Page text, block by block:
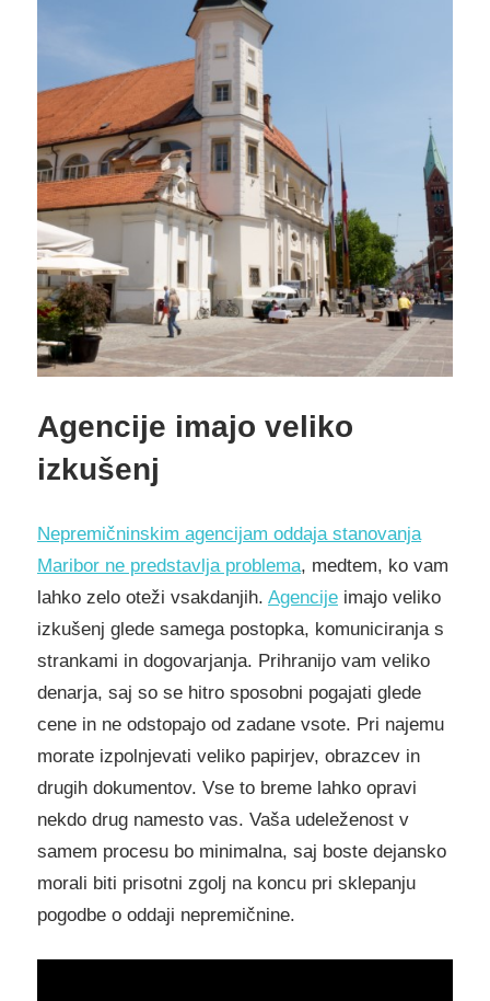
Agencije imajo veliko
izkušenj
Nepremičninskim agencijam oddaja stanovanja
Maribor ne predstavlja problema, medtem, ko vam
lahko zelo oteži vsakdanjih. Agencije imajo veliko
izkušenj glede samega postopka, komuniciranja s
strankami in dogovarjanja. Prihranijo vam veliko
denarja, saj so se hitro sposobni pogajati glede
cene in ne odstopajo od zadane vsote. Pri najemu
morate izpolnjevati veliko papirjev, obrazcev in
drugih dokumentov. Vse to breme lahko opravi
nekdo drug namesto vas. Vaša udeleženost v
samem procesu bo minimalna, saj boste dejansko
morali biti prisotni zgolj na koncu pri sklepanju
pogodbe o oddaji nepremičnine.